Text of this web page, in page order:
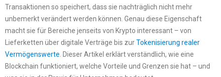
Transaktionen so speichert, dass sie nachträglich nicht mehr
unbemerkt verändert werden können. Genau diese Eigenschaft
macht sie für Bereiche jenseits von Krypto interessant – von
Lieferketten über digitale Verträge bis zurTokenisierung realer
Vermögenswerte . Dieser Artikel erklärt verständlich, wie eine
Blockchain funktioniert, welche Vorteile und Grenzen sie hat – und